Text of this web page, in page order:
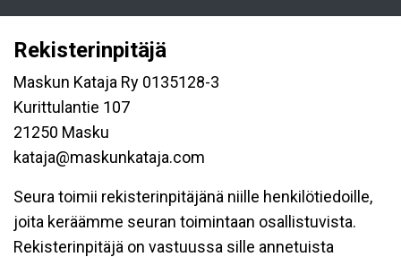
Rekisterinpitäjä
Maskun Kataja Ry 0135128-3
Kurittulantie 107
21250 Masku
kataja@maskunkataja.com
Seura toimii rekisterinpitäjänä niille henkilötiedoille,
joita keräämme seuran toimintaan osallistuvista.
Rekisterinpitäjä on vastuussa sille annetuista